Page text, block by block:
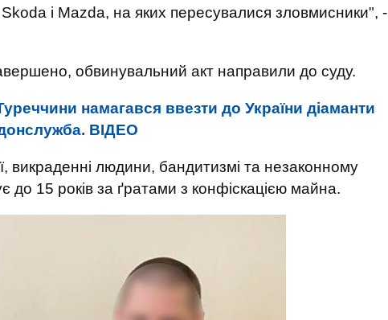
Skoda і Mazda, на яких пересувалися зловмисники", -
обвинувальний акт направили до суду.
намагався ввезти до України діаманти
ВIДЕО
викраденні людини, бандитизмі та незаконному
до 15 років за ґратами з конфіскацією майна.